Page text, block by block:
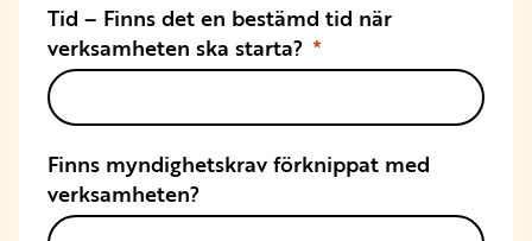
Tid – Finns det en bestämd tid när
verksamheten ska starta?
Finns myndighetskrav förknippat med
verksamheten?